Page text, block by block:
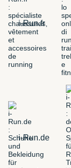
i-Run.fr
i-Run.de